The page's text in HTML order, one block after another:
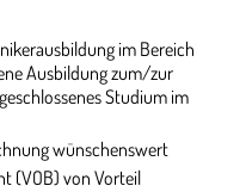
im Bereich
Ausbildung zum/zur
Studium im
wünschenswert
(VOB) von Vorteil